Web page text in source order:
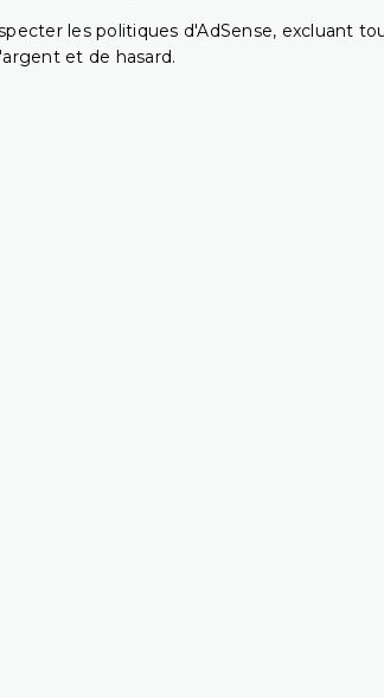
les politiques d'AdSense, excluant
et de hasard.